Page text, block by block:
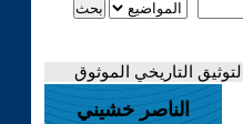
التاريخي الموثوق
الناصر خشيني